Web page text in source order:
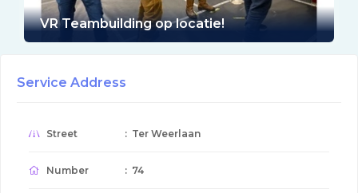
VR Teambuilding op locatie!
Service Address
Street : Ter Weerlaan
Number : 74